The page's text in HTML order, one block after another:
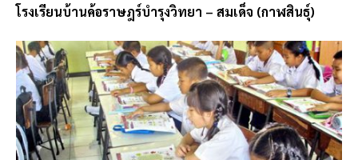
โรงเรียนบ้านค้อราษฎร์บำรุงวิทยา – สมเด็จ (กาฬสินธุ์)